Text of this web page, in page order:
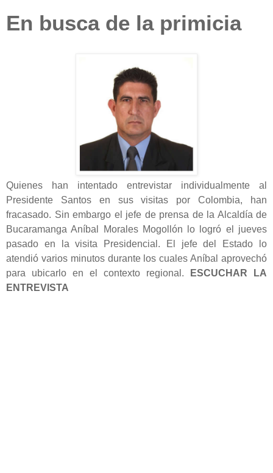
En busca de la primicia
Quienes han intentado entrevistar individualmente al
Presidente Santos en sus visitas por Colombia, han
fracasado. Sin embargo el jefe de prensa de la Alcaldía de
Bucaramanga Aníbal Morales Mogollón lo logró el jueves
pasado en la visita Presidencial. El jefe del Estado lo
atendió varios minutos durante los cuales Aníbal aprovechó
para ubicarlo en el contexto regional.
ESCUCHAR LA
ENTREVISTA